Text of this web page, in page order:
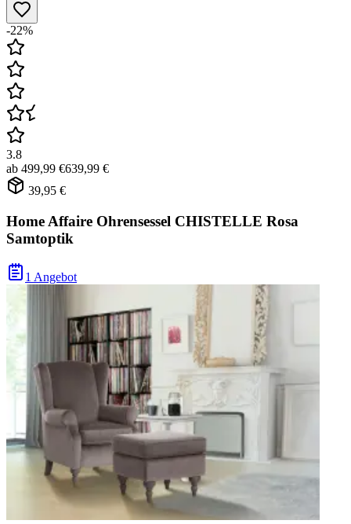
-22%
3.8
ab 499,99 €639,99 €
39,95 €
Home Affaire Ohrensessel CHISTELLE Rosa
Samtoptik
1 Angebot